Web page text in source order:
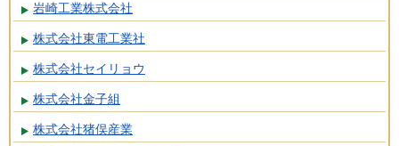
岩崎工業株式会社
株式会社東電工業社
株式会社セイリョウ
株式会社金子組
株式会社猪俣産業